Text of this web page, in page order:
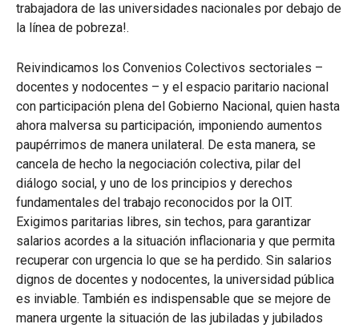
trabajadora de las universidades nacionales por debajo de
la línea de pobreza!.
Reivindicamos los Convenios Colectivos sectoriales –
docentes y nodocentes – y el espacio paritario nacional
con participación plena del Gobierno Nacional, quien hasta
ahora malversa su participación, imponiendo aumentos
paupérrimos de manera unilateral. De esta manera, se
cancela de hecho la negociación colectiva, pilar del
diálogo social, y uno de los principios y derechos
fundamentales del trabajo reconocidos por la OIT.
Exigimos paritarias libres, sin techos, para garantizar
salarios acordes a la situación inflacionaria y que permita
recuperar con urgencia lo que se ha perdido. Sin salarios
dignos de docentes y nodocentes, la universidad pública
es inviable. También es indispensable que se mejore de
manera urgente la situación de las jubiladas y jubilados